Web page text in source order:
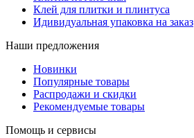
Клей для плитки и плинтуса
Идивидуальная упаковка на заказ
Наши предложения
Новинки
Популярные товары
Распродажи и скидки
Рекомендуемые товары
Помощь и сервисы